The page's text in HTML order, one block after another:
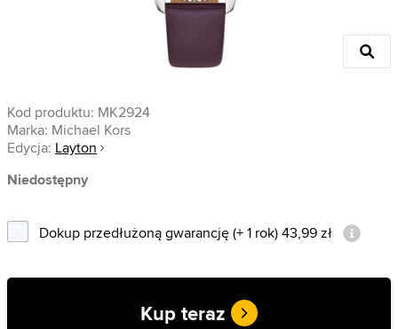
Kod produktu: MK2924
Marka: Michael Kors
Edycja: Layton
Niedostępny
Dokup przedłużoną gwarancję (+ 1 rok) 43,99 zł
Kup teraz